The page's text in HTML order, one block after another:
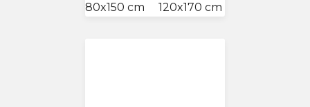
80x150 cm 120x170 cm